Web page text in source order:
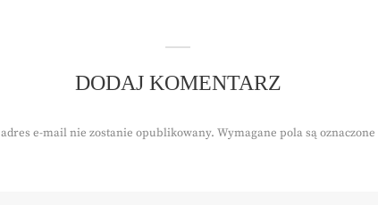
DODAJ KOMENTARZ
e-mail nie zostanie opublikowany. Wymagane pola są oznaczone